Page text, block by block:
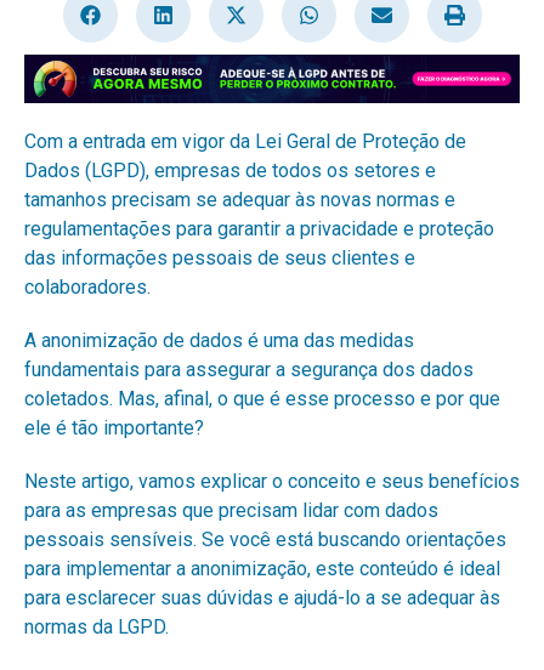
Com a entrada em vigor da Lei Geral de Proteção de
Dados (LGPD), empresas de todos os setores e
tamanhos precisam se adequar às novas normas e
regulamentações para garantir a privacidade e proteção
das informações pessoais de seus clientes e
colaboradores.
A anonimização de dados é uma das medidas
fundamentais para assegurar a segurança dos dados
coletados. Mas, afinal, o que é esse processo e por que
ele é tão importante?
Neste artigo, vamos explicar o conceito e seus benefícios
para as empresas que precisam lidar com dados
pessoais sensíveis. Se você está buscando orientações
para implementar a anonimização, este conteúdo é ideal
para esclarecer suas dúvidas e ajudá-lo a se adequar às
normas da LGPD.